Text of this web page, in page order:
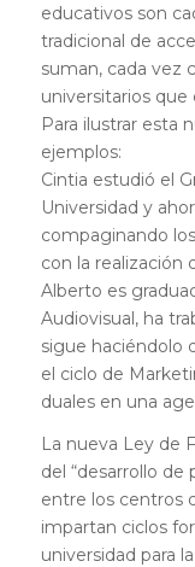
educativos son
tradicional de
suman, cada vez
universitarios que
Para ilustrar esta
ejemplos:
Cintia estudió el
Universidad y
compaginando
con la realización
Alberto es
Audiovisual, ha
sigue haciéndolo
el ciclo de
duales en una
La nueva Ley de
del “desarrollo
entre los centros
impartan ciclos
universidad para